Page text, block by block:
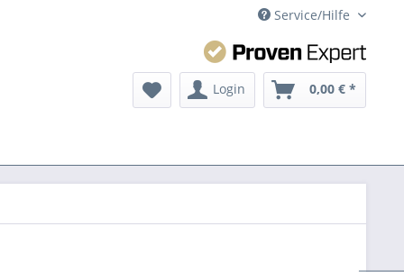
Service/Hilfe
Login 0,00 € *